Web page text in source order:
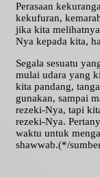
Perasaan
kekufuran,
jika kita
Nya kepada kita,
Segala sesuatu
mulai udara yang
kita pandang,
gunakan, sampai
rezeki-Nya, tapi
rezeki-Nya.
waktu untuk
shawwab.(*/